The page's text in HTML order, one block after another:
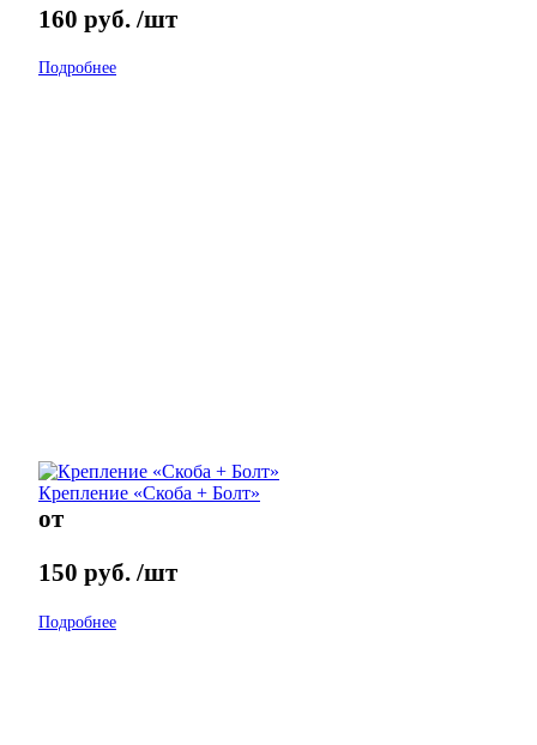
160 руб. /шт
Подробнее
Крепление «Скоба + Болт»
от
150 руб. /шт
Подробнее